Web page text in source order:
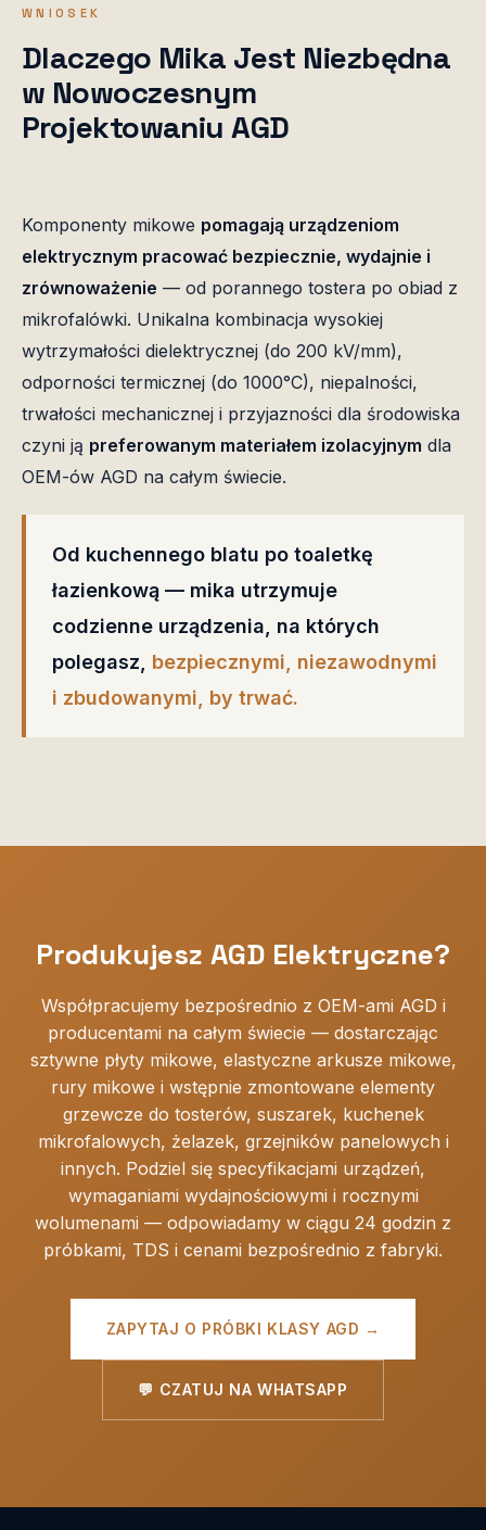
WNIOSEK
Dlaczego Mika Jest Niezbędna
w Nowoczesnym
Projektowaniu AGD
Komponenty mikowe pomagają urządzeniom
elektrycznym pracować bezpiecznie, wydajnie i
zrównoważenie — od porannego tostera po obiad z
mikrofalówki. Unikalna kombinacja wysokiej
wytrzymałości dielektrycznej (do 200 kV/mm),
odporności termicznej (do 1000°C), niepalności,
trwałości mechanicznej i przyjazności dla środowiska
czyni ją preferowanym materiałem izolacyjnym dla
OEM-ów AGD na całym świecie.
Od kuchennego blatu po toaletkę
łazienkową — mika utrzymuje
codzienne urządzenia, na których
polegasz, bezpiecznymi, niezawodnymi
i zbudowanymi, by trwać.
Produkujesz AGD Elektryczne?
Współpracujemy bezpośrednio z OEM-ami AGD i
producentami na całym świecie — dostarczając
sztywne płyty mikowe, elastyczne arkusze mikowe,
rury mikowe i wstępnie zmontowane elementy
grzewcze do tosterów, suszarek, kuchenek
mikrofalowych, żelazek, grzejników panelowych i
innych. Podziel się specyfikacjami urządzeń,
wymaganiami wydajnościowymi i rocznymi
wolumenami — odpowiadamy w ciągu 24 godzin z
próbkami, TDS i cenami bezpośrednio z fabryki.
ZAPYTAJ O PRÓBKI KLASY AGD →
💬 CZATUJ NA WHATSAPP